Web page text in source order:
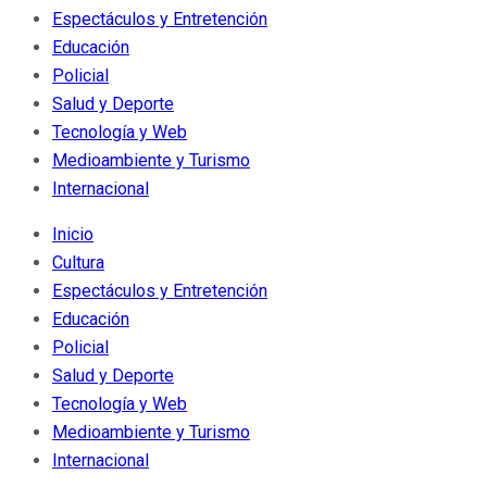
Espectáculos y Entretención
Educación
Policial
Salud y Deporte
Tecnología y Web
Medioambiente y Turismo
Internacional
Inicio
Cultura
Espectáculos y Entretención
Educación
Policial
Salud y Deporte
Tecnología y Web
Medioambiente y Turismo
Internacional